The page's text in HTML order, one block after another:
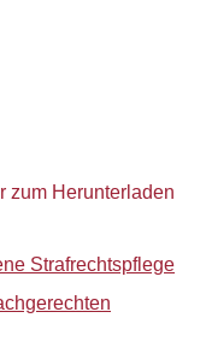
zum Herunterladen
Strafrechtspflege